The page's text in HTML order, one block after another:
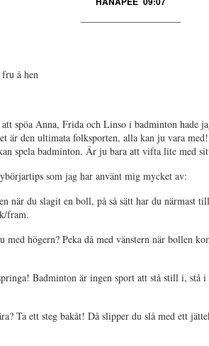
å hen
att spöa Anna, Frida och Linso i badminton hade
är den ultimata folksporten, alla kan ju vara
spela badminton. Är ju bara att vifta lite med
som jag har använt mig mycket av:
när du slagit en boll, på så sätt har du närmast
fram.
med högern? Peka då med vänstern när bollen
Badminton är ingen sport att stå still i, stå
Ta ett steg bakåt! Då slipper du slå med ett